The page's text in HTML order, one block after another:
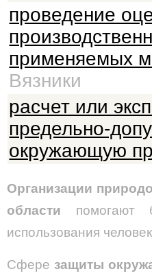
проведение
применяемых
Вязники
расчет или
предельно-
окружающую
Организации
области помогают
использования
Сфере защиты